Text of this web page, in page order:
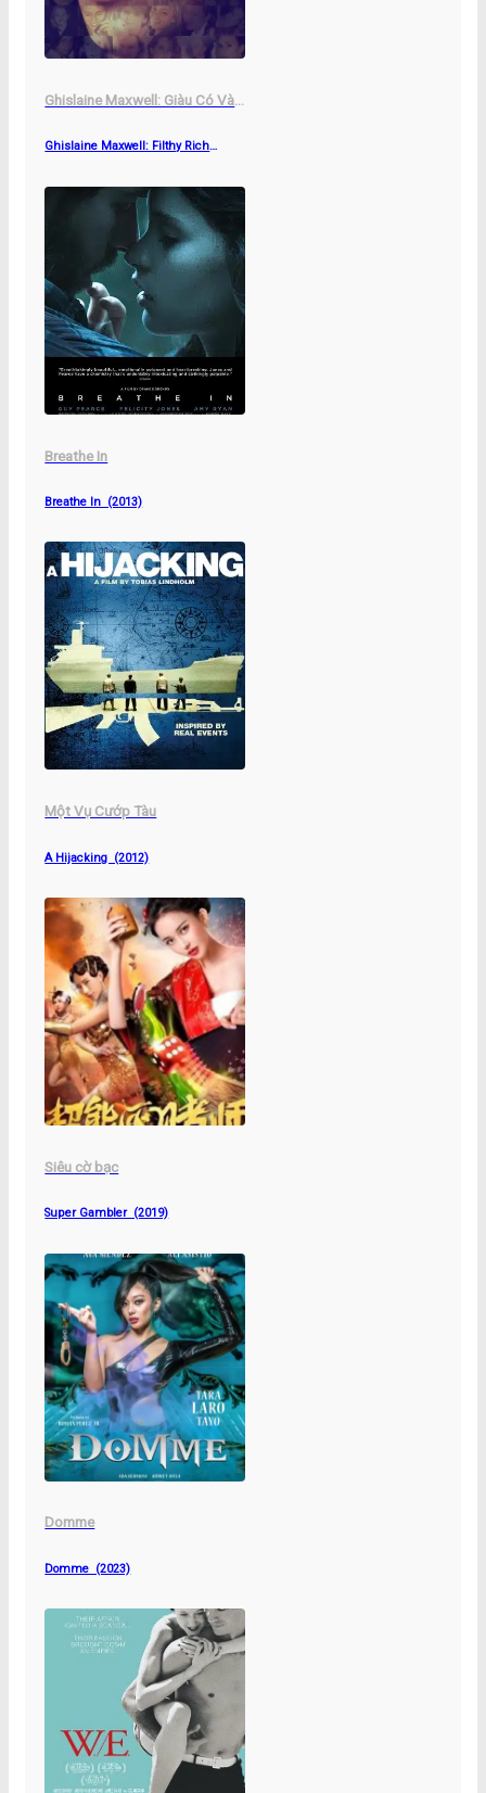
Ghislaine Maxwell: Giàu Có Và
Ghislaine Maxwell: Filthy Rich
Breathe In
Breathe In (2013)
Một Vụ Cướp Tàu
A Hijacking (2012)
Siêu cờ bạc
Super Gambler (2019)
Domme
Domme (2023)